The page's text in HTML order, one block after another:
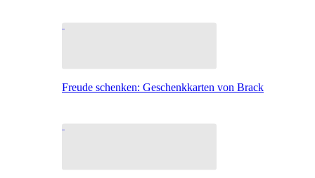
Freude schenken: Geschenkkarten von Brack